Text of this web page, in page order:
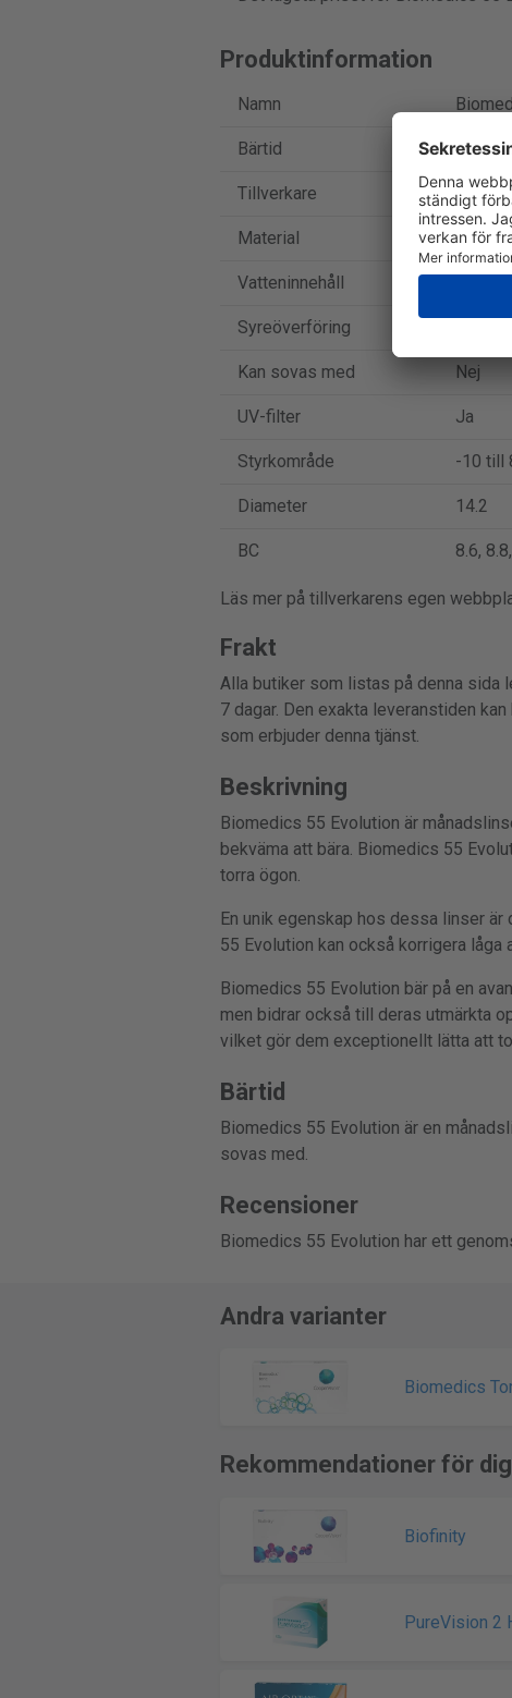
Produktinformation
Namn
Bärtid
Tillverkare
Material
Vatteninnehåll
Syreöverföring
Kan sovas med Nej
UV-filter Ja
Styrkområde -10 till
Diameter 14.2
BC 8.6,
Läs mer på tillverkarens egen
Frakt
Alla butiker som listas på denna sida
7 dagar. Den exakta leveranstiden
som erbjuder denna tjänst.
Beskrivning
Biomedics 55 Evolution är
bekväma att bära. Biomedics 55
torra ögon.
En unik egenskap hos dessa linser
55 Evolution kan också korrigera
Biomedics 55 Evolution bär på en
men bidrar också till deras utmärkta
vilket gör dem exceptionellt lätta att
Bärtid
Biomedics 55 Evolution är en
sovas med.
Recensioner
Biomedics 55 Evolution har ett
Andra varianter
Biomedics
Rekommendationer för dig
Biofinity
PureVision 2